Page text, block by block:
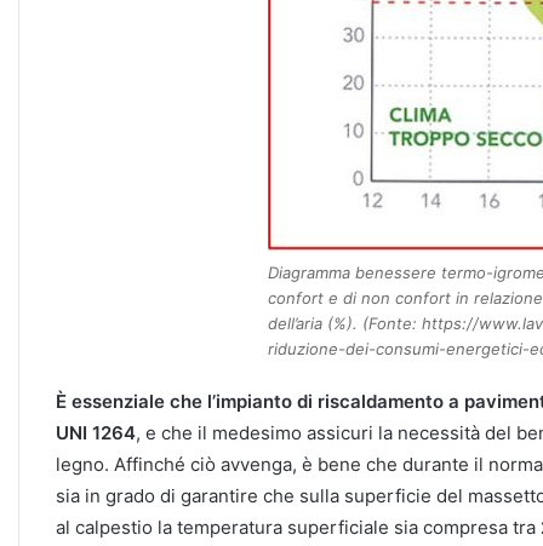
Diagramma benessere termo-
confort e di non confort in relazione
dell’aria (%). (Fonte: https://
riduzione-dei-consumi-energetici-
È essenziale che l’impianto di riscaldamento a
UNI 1264, e che il medesimo assicuri la necessità del
legno. Affinché ciò avvenga, è bene che durante il
sia in grado di garantire che sulla superficie del
al calpestio la temperatura superficiale sia compresa tra